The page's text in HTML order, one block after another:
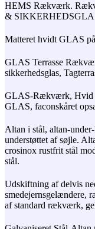
HEMS Rækværk.
&
Matteret hvidt GLAS
GLAS Terrasse
sikkerhedsglas,
GLAS-Rækværk, Hvid
GLAS, faconskåret
Altan i stål, altan-
understøttet af søjle.
crosinox rustfrit stål
stål.
Udskiftning af delvis
smedejernsgelændere,
af standard rækværk,